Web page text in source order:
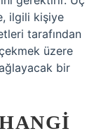
ilgili kişiye
tarafından
üzere
bir